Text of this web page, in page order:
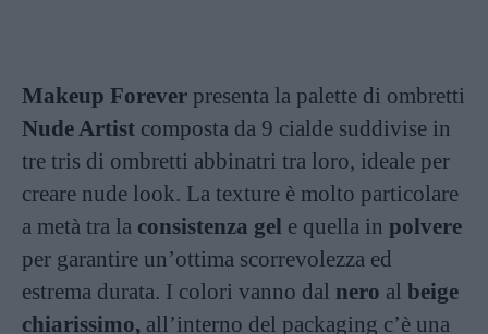
Makeup Forever presenta la palette di ombretti
Nude Artist composta da 9 cialde suddivise in
tre tris di ombretti abbinatri tra loro, ideale per
creare nude look. La texture è molto particolare
a metà tra la consistenza gel e quella in polvere
per garantire un’ottima scorrevolezza ed
estrema durata. I colori vanno dal nero al beige
chiarissimo, all’interno del packaging c’è una